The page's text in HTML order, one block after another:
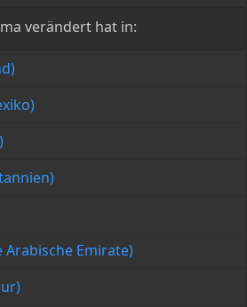
verändert hat in:
Arabische Emirate)